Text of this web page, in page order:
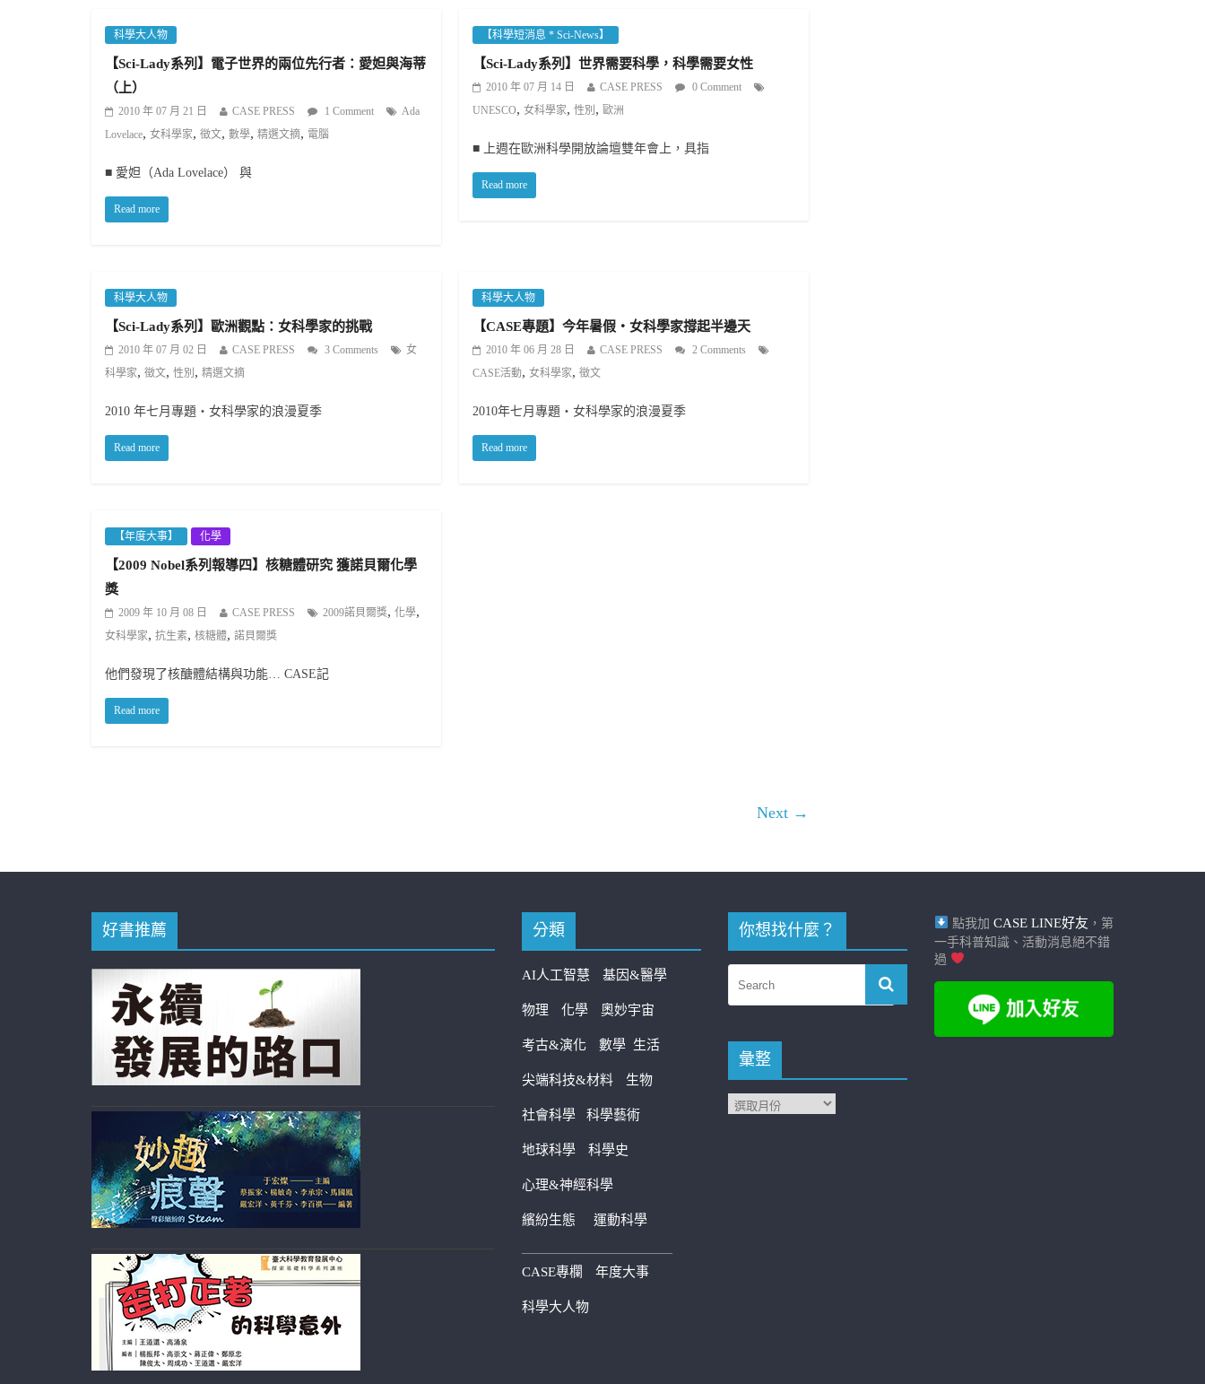
科學大人物
【Sci-Lady系列】電子世界的兩位先行者：愛妲與海蒂
（上）
2010 年 07 月 21 日 CASE PRESS 1 Comment
Ada
Lovelace, 女科學家, 徵文, 數學, 精選文摘, 電腦
■ 愛妲（Ada Lovelace） 與
Read more
【科學短消息 * Sci-News】
【Sci-Lady系列】世界需要科學，科學需要女性
2010 年 07 月 14 日 CASE PRESS
0 Comment
UNESCO,女科學家,性別 ,歐洲
■ 上週在歐洲科學開放論壇雙年會上，具指
Read more
科學大人物
【Sci-Lady系列】歐洲觀點：女科學家的挑戰
2010 年 07 月 02 日 CASE PRESS 3 Comments
女
科學家, 徵文, 性別 , 精選文摘
2010 年七月專題‧女科學家的浪漫夏季
Read more
科學大人物
【CASE專題】今年暑假‧女科學家撐起半邊天
2010 年 06 月 28 日 CASE PRESS
2 Comments
CASE活動,女科學家,徵文
2010年七月專題‧女科學家的浪漫夏季
Read more
【年度大事】 化學
【2009 Nobel系列報導四】核糖體研究 獲諾貝爾化學
獎
2009 年 10 月 08 日 CASE PRESS 2009諾貝爾獎, 化學,
女科學家, 抗生素, 核糖體, 諾貝爾獎
他們發現了核醣體結構與功能… CASE記
Read more
Next →
好書推薦 分類
AI人工智慧 基因&醫學
物理 化學 奧妙宇宙
考古&演化 數學 生活
尖端科技&材料 生物
社會科學 科學藝術
地球科學 科學史
心理&神經科學
繽紛生態 運動科學
————————————
CASE專欄 年度大事
科學大人物
你想找什麼？
彙整
點我加 CASE LINE好友 ，第
一手科普知識、活動消息絕不錯
過